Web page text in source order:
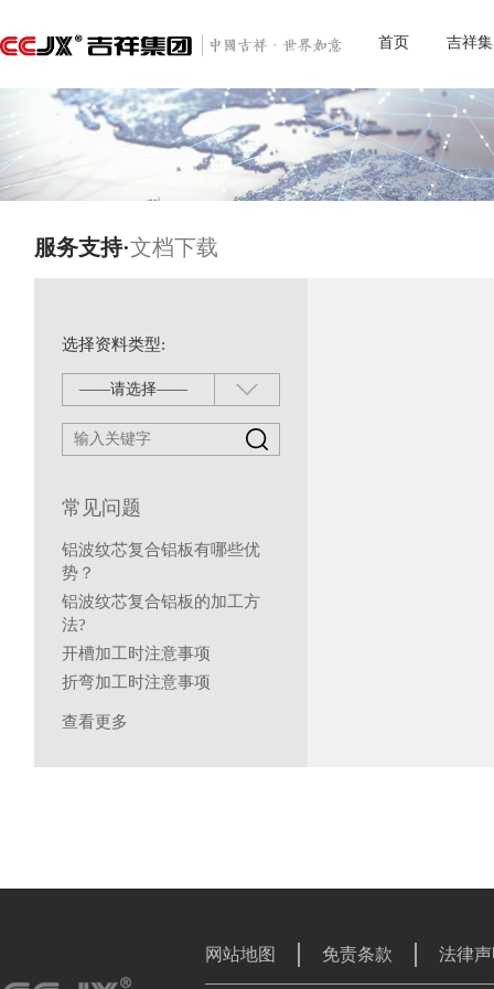
首页 吉祥
服务支持·文档下载
选择资料类型:
——请选择——
常见问题
铝波纹芯复合铝板有哪些优
势？
铝波纹芯复合铝板的加工方
法?
开槽加工时注意事项
折弯加工时注意事项
查看更多
网站地图 免责条款 法律